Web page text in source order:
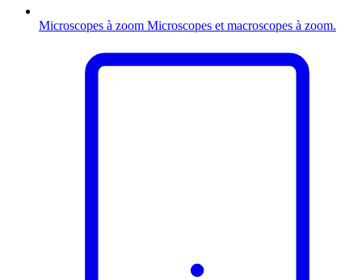
Microscopes à zoom Microscopes et macroscopes à zoom.